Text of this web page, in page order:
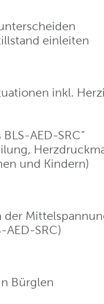
einleiten
inkl.
AED-SRC“
und Kindern)
der
AED-SRC)
Bürglen